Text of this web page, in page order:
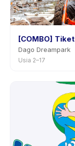
[COMBO]
Dago Dreampark
Usia 2–17